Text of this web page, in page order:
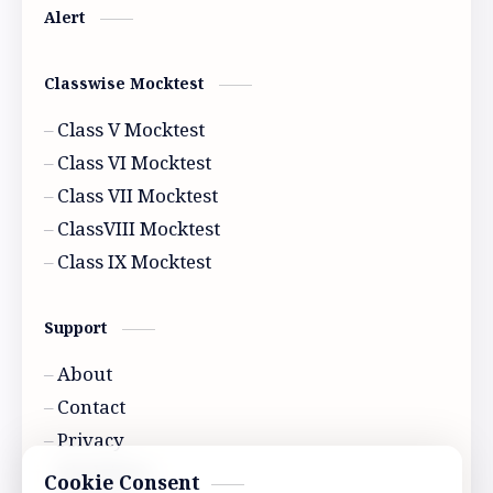
Alert
Classwise Mocktest
Class V Mocktest
Class VI Mocktest
Class VII Mocktest
ClassVIII Mocktest
Class IX Mocktest
Support
About
Contact
Privacy
Disclaimer
Cookie Consent